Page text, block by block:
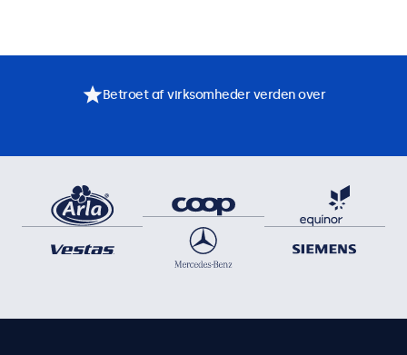
Betroet af virksomheder verden over